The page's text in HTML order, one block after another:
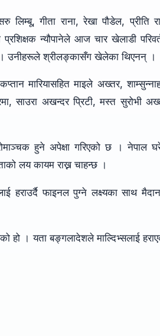
गीता राना, रेखा पौडेल, प्रीति
न्यौपानेले आज चार खेलाडी
। उनीहरूले श्रीलङ्कासँग खेलेका थिएनन् ।
मारियासहित माइले अख्तर,
साउरा अखन्दर प्रिटी, मस्त सुरोभी
हुने अपेक्षा गरिएको छ । नेपाल
लय कायम राख्न चाहन्छ ।
फाइनल पुग्ने लक्ष्यका साथ
हो । यता बङ्गलादेशले माल्दिभ्सलाई